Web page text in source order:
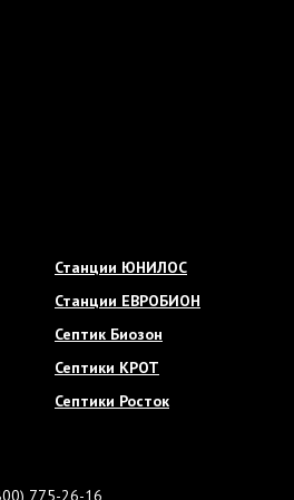
Станции ЮНИЛОС
Станции ЕВРОБИОН
Септик Биозон
Септики КРОТ
Септики Росток